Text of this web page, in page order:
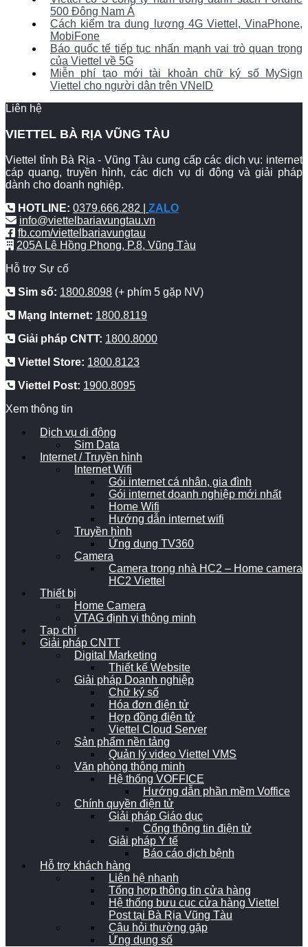
500 Đông Nam Á
Cách kiểm tra dung lượng 4G Viettel, VinaPhone,
MobiFone
Báo quốc tế tiếp tục nhấn mạnh vai trò quan trọng
của Viettel về 5G
Miễn phí tạo mới tài khoản chữ ký số MySign
Viettel cho người dân trên VNeID
Liên hệ
VIETTEL BÀ RỊA VŨNG TÀU
Viettel tỉnh Bà Rịa - Vũng Tàu cung cấp các dịch vụ: internet
cáp quang, truyền hình, các dịch vụ di động và giải pháp
dành cho doanh nghiệp.
HOTLINE: 0379.666.282 | ZALO
info@viettelbariavungtau.vn
fb.com/viettelbariavungtau
205A Lê Hồng Phong, P.8, Vũng Tàu
Hỗ trợ Sự cố
Sim số: 1800.8098 (+ phím 5 gặp NV)
Mạng Internet: 1800.8119
Giải pháp CNTT: 1800.8000
Viettel Store: 1800.8123
Viettel Post: 1900.8095
Xem thông tin
Dịch vụ di động
Sim Data
Internet / Truyền hình
Internet Wifi
Gói internet cá nhân, gia đình
Gói internet doanh nghiệp mới nhất
Home Wifi
Hướng dẫn internet wifi
Truyền hình
Ứng dụng TV360
Camera
Camera trong nhà HC2 – Home camera
HC2 Viettel
Thiết bị
Home Camera
VTAG định vị thông minh
Tạp chí
Giải pháp CNTT
Digital Marketing
Thiết kế Website
Giải pháp Doanh nghiệp
Chữ ký số
Hóa đơn điện tử
Hợp đồng điện tử
Viettel Cloud Server
Sản phẩm nền tảng
Quản lý video Viettel VMS
Văn phòng thông minh
Hệ thống VOFFICE
Hướng dẫn phần mềm Voffice
Chính quyền điện tử
Giải pháp Giáo dục
Cổng thông tin điện tử
Giải pháp Y tế
Báo cáo dịch bệnh
Hỗ trợ khách hàng
Liên hệ nhanh
Tổng hợp thông tin cửa hàng
Hệ thống bưu cục cửa hàng Viettel
Post tại Bà Rịa Vũng Tàu
Câu hỏi thường gặp
Ứng dụng số